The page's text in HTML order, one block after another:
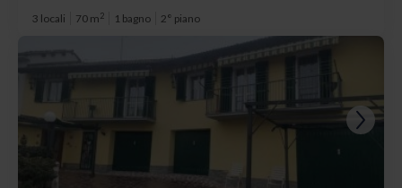
3 locali 70 m2 1 bagno 2° piano